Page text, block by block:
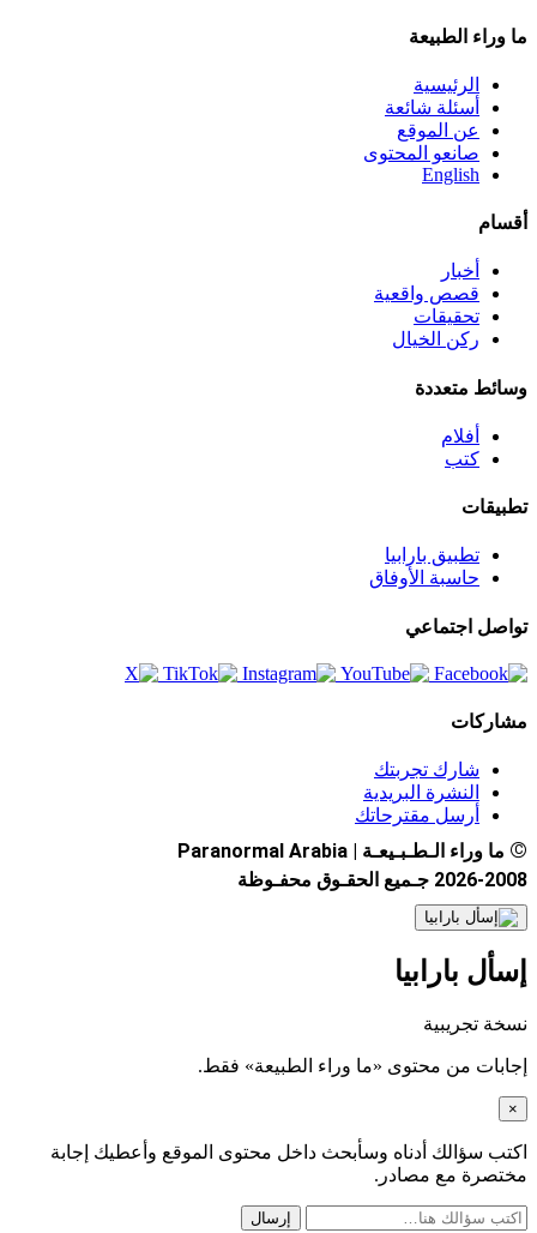
ما وراء الطبيعة
الرئيسية
أسئلة شائعة
عن الموقع
صانعو المحتوى
English
أقسام
أخبار
قصص واقعية
تحقيقات
ركن الخيال
وسائط متعددة
أفلام
كتب
تطبيقات
تطبيق بارابيا
حاسبة الأوفاق
تواصل اجتماعي
مشاركات
شارك تجربتك
النشرة البريدية
أرسل مقترحاتك
© ما وراء الـطـبـيعـة | Paranormal Arabia
2026-2008 جـميع الحقـوق محفـوظة
إسأل بارابيا
نسخة تجريبية
إجابات من محتوى «ما وراء الطبيعة» فقط.
×
اكتب سؤالك أدناه وسأبحث داخل محتوى الموقع وأعطيك إجابة
مختصرة مع مصادر.
إرسال